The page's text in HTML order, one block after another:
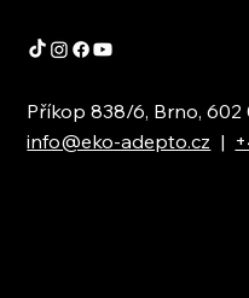
Příkop 838/6, Brno, 602
info@eko-adepto.cz |